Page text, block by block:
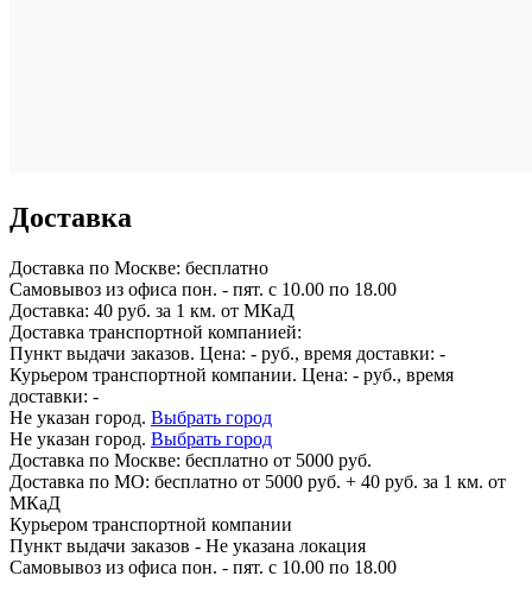
Доставка
Доставка по Москве: бесплатно
Самовывоз из офиса пон. - пят. с 10.00 по 18.00
Доставка: 40 руб. за 1 км. от МКаД
Доставка транспортной компанией:
Пункт выдачи заказов. Цена: - руб., время доставки: -
Курьером транспортной компании. Цена: - руб., время
доставки: -
Не указан город. Выбрать город
Не указан город. Выбрать город
Доставка по Москве: бесплатно от 5000 руб.
Доставка по МО: бесплатно от 5000 руб. + 40 руб. за 1 км. от
МКаД
Курьером транспортной компании
Пункт выдачи заказов - Не указана локация
Самовывоз из офиса пон. - пят. с 10.00 по 18.00